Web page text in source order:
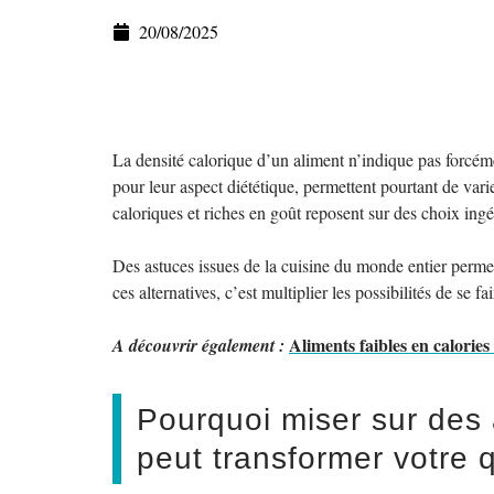
20/08/2025
La densité calorique d’un aliment n’indique pas
pour leur aspect diététique, permettent pourtant de
caloriques et riches en goût reposent sur des choix
Des astuces issues de la cuisine du monde entier
ces alternatives, c’est multiplier les possibilités de se
A découvrir également : Aliments faibles en
Pourquoi miser sur
peut transformer votre